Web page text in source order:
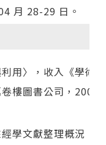
月 28-29 日。
用〉，收入《學術資
樓圖書公司，2003
學文獻整理概況